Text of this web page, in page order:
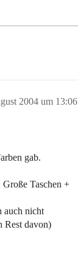
2004 um 13:06
gab.
Taschen +
auch nicht
Rest davon)